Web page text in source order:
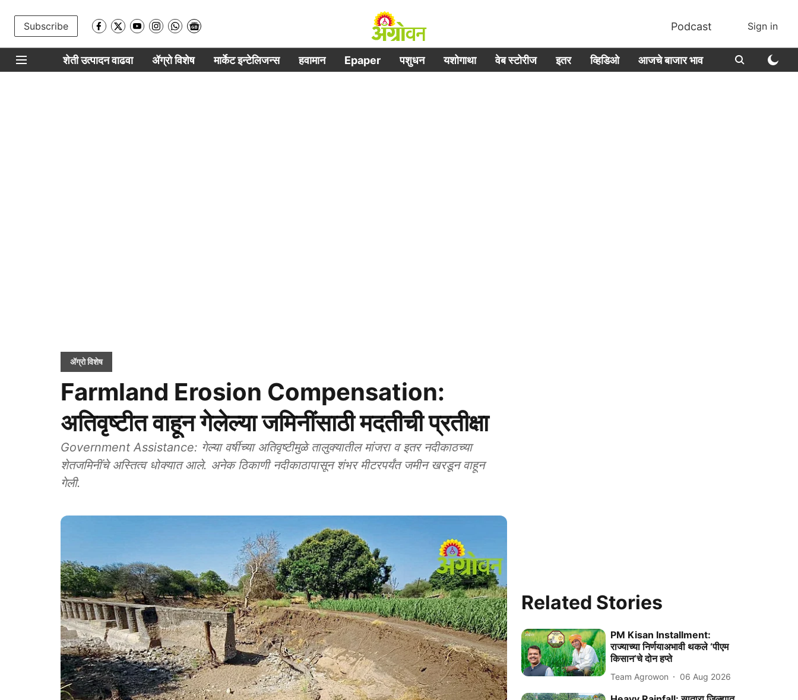
Subscribe Podcast Sign in
शेती उत्पादन वाढवा ॲग्रो विशेष मार्केट इन्टेलिजन्स हवामान Epaper पशुधन यशोगाथा वेब स्टोरीज इतर व्हिडिओ आजचे बाजार भाव
ॲग्रो विशेष
Farmland Erosion Compensation:
अतिवृष्टीत वाहून गेलेल्या जमिनींसाठी मदतीची प्रतीक्षा
Government Assistance: गेल्या वर्षीच्या अतिवृष्टीमुळे तालुक्यातील मांजरा व इतर नदीकाठच्या
शेतजमिनींचे अस्तित्व धोक्यात आले. अनेक ठिकाणी नदीकाठापासून शंभर मीटरपर्यंत जमीन खरडून वाहून
गेली.
Related Stories
PM Kisan Installment:
राज्याच्या निर्णयाअभावी थकले ‘पीएम
किसान’चे दोन हप्ते
Team Agrowon 06 Aug 2026